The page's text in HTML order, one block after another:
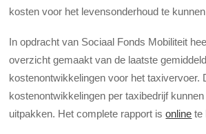
kosten voor het levensonderhoud te
In opdracht van Sociaal Fonds Mobiliteit
overzicht gemaakt van de laatste
kostenontwikkelingen voor het taxivervoer.
kostenontwikkelingen per taxibedrijf
uitpakken. Het complete rapport isonline te